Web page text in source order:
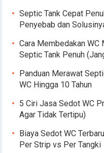
Septic Tank Cepat
Penyebab dan
Cara Membedakan
Septic Tank Penuh
Panduan Merawat
WC Hingga 10 Tahun
5 Ciri Jasa Sedot WC
Agar Tidak Tertipu)
Biaya Sedot WC
Per Strip vs Per Tangki